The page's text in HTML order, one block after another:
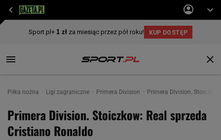
Piłka nożna Ligi zagraniczne Primera Division Primera Division.
Primera Division. Stoiczkow: Real sprzeda
Cristiano Ronaldo